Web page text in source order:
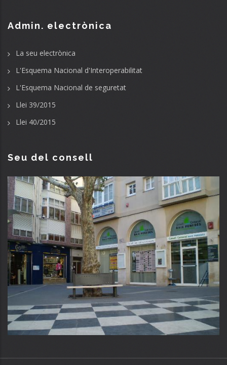
Admin. electrònica
La seu electrònica
L'Esquema Nacional d'Interoperabilitat
L'Esquema Nacional de seguretat
Llei 39/2015
Llei 40/2015
Seu del consell